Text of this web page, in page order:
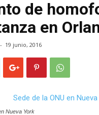
de
en
- 19 junio, 2016
Nueva York